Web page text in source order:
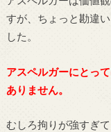
すが、ちょっと勘違
した。
アスペルガーにとっ
ありません。
むしろ拘りが強すぎ